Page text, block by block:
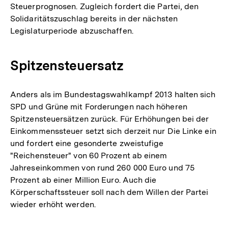
Steuerprognosen. Zugleich fordert die Partei, den
Solidaritätszuschlag bereits in der nächsten
Legislaturperiode abzuschaffen.
Spitzensteuersatz
Anders als im Bundestagswahlkampf 2013 halten sich
SPD und Grüne mit Forderungen nach höheren
Spitzensteuersätzen zurück. Für Erhöhungen bei der
Einkommenssteuer setzt sich derzeit nur Die Linke ein
und fordert eine gesonderte zweistufige
"Reichensteuer" von 60 Prozent ab einem
Jahreseinkommen von rund 260 000 Euro und 75
Prozent ab einer Million Euro. Auch die
Körperschaftssteuer soll nach dem Willen der Partei
wieder erhöht werden.